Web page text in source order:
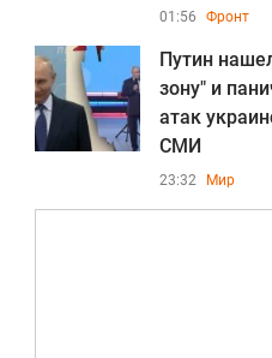
01:56 Фронт
Путин
зону" и
атак
СМИ
23:32 Мир